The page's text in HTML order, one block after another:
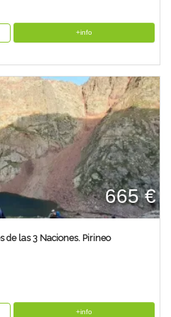
+info
665 €
de las 3 Naciones. Pirineo
+info